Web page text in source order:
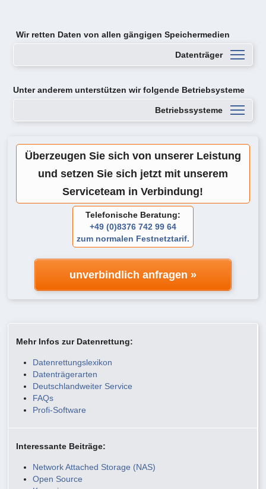
Wir retten Daten vonallen gängigen Speichermedien
Datenträger
Unter anderem unterstützen wir folgende Betriebsysteme
Betriebssysteme
Überzeugen Sie sich von unserer Leistung
und setzen Sie sich jetzt mit unserem
Serviceteam in Verbindung!
Telefonische Beratung:
+49 (0)8376 742 99 64
zum normalen Festnetztarif.
unverbindlich anfragen »
Mehr Infos zur Datenrettung:
Datenrettungslexikon
Datenträgerarten
Deutschlandweiter Service
FAQs
Profi-Software
Interessante Beiträge:
Network Attached Storage (NAS)
Open Source